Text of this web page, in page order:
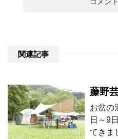
関連記事
藤野
お盆の
日～9
てきま